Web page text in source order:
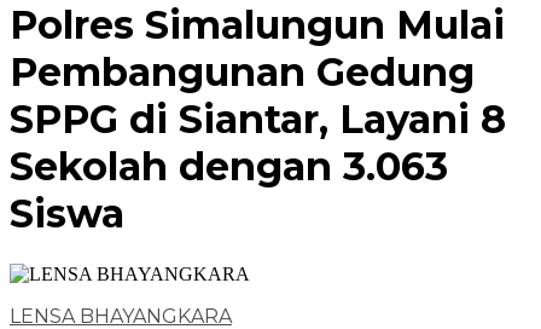
Polres Simalungun Mulai
Pembangunan Gedung
SPPG di Siantar, Layani 8
Sekolah dengan 3.063
Siswa
LENSA BHAYANGKARA